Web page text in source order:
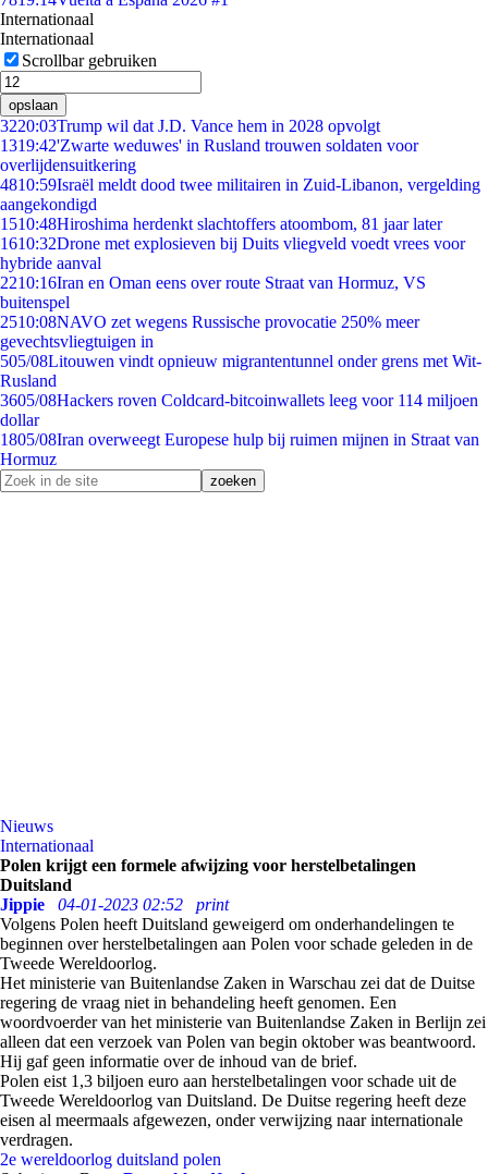
Internationaal
Internationaal
Scrollbar gebruiken
opslaan
3220:03Trump wil dat J.D. Vance hem in 2028 opvolgt
1319:42'Zwarte weduwes' in Rusland trouwen soldaten voor
overlijdensuitkering
4810:59Israël meldt dood twee militairen in Zuid-Libanon, vergelding
aangekondigd
1510:48Hiroshima herdenkt slachtoffers atoombom, 81 jaar later
1610:32Drone met explosieven bij Duits vliegveld voedt vrees voor
hybride aanval
2210:16Iran en Oman eens over route Straat van Hormuz, VS
buitenspel
2510:08NAVO zet wegens Russische provocatie 250% meer
gevechtsvliegtuigen in
505/08Litouwen vindt opnieuw migrantentunnel onder grens met Wit-
Rusland
3605/08Hackers roven Coldcard-bitcoinwallets leeg voor 114 miljoen
dollar
1805/08Iran overweegt Europese hulp bij ruimen mijnen in Straat van
Hormuz
Nieuws
Internationaal
Polen krijgt een formele afwijzing voor herstelbetalingen
Duitsland
Jippie
04-01-2023 02:52
print
Volgens Polen heeft Duitsland geweigerd om onderhandelingen te
beginnen over herstelbetalingen aan Polen voor schade geleden in de
Tweede Wereldoorlog.
Het ministerie van Buitenlandse Zaken in Warschau zei dat de Duitse
regering de vraag niet in behandeling heeft genomen. Een
woordvoerder van het ministerie van Buitenlandse Zaken in Berlijn zei
alleen dat een verzoek van Polen van begin oktober was beantwoord.
Hij gaf geen informatie over de inhoud van de brief.
Polen eist 1,3 biljoen euro aan herstelbetalingen voor schade uit de
Tweede Wereldoorlog van Duitsland. De Duitse regering heeft deze
eisen al meermaals afgewezen, onder verwijzing naar internationale
verdragen.
2e wereldoorlog duitsland polen